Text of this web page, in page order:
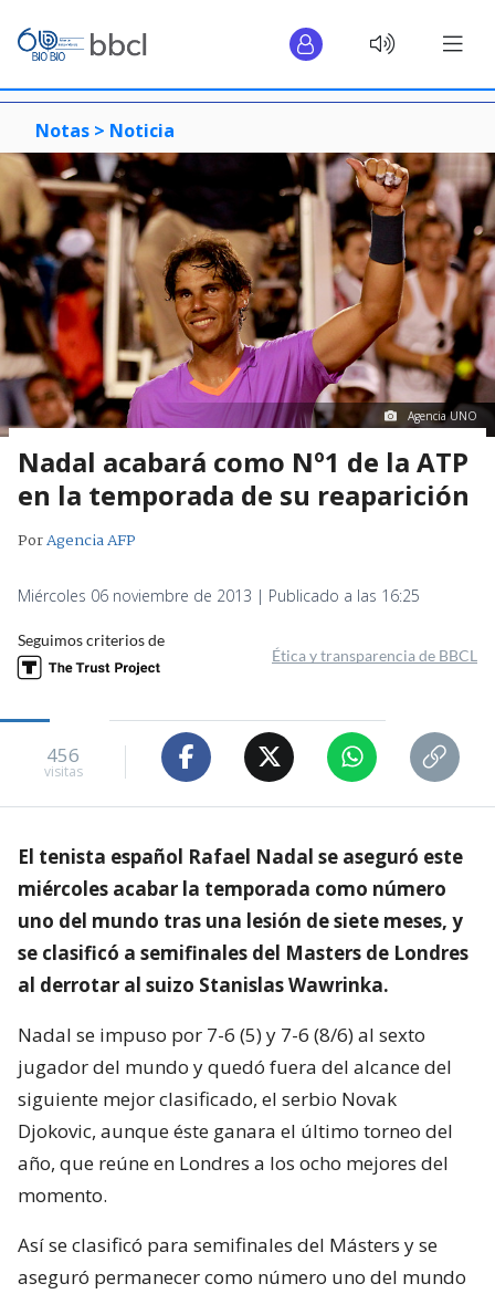
Notas > Noticia
Agencia UNO
Nadal acabará como Nº1 de la ATP
en la temporada de su reaparición
PorAgencia AFP
Miércoles 06 noviembre de 2013 | Publicado a las 16:25
Seguimos criterios de
Ética y transparencia de BBCL
456
visitas
El tenista español Rafael Nadal se aseguró este
miércoles acabar la temporada como número
uno del mundo tras una lesión de siete meses, y
se clasificó a semifinales del Masters de Londres
al derrotar al suizo Stanislas Wawrinka.
Nadal se impuso por 7-6 (5) y 7-6 (8/6) al sexto
jugador del mundo y quedó fuera del alcance del
siguiente mejor clasificado, el serbio Novak
Djokovic, aunque éste ganara el último torneo del
año, que reúne en Londres a los ocho mejores del
momento.
Así se clasificó para semifinales del Másters y se
aseguró permanecer como número uno del mundo